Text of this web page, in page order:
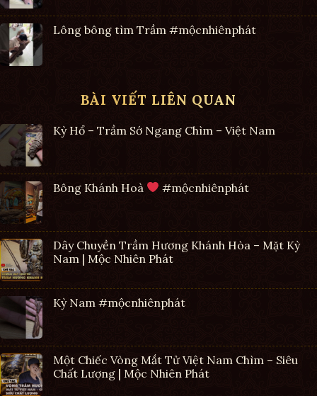
Lông bông tìm Trầm #mộcnhiênphát
BÀI VIẾT LIÊN QUAN
Kỳ Hổ – Trầm Sớ Ngang Chìm – Việt Nam
Bông Khánh Hoà #mộcnhiênphát
Dây Chuyền Trầm Hương Khánh Hòa – Mặt Kỳ
Nam | Mộc Nhiên Phát
Kỳ Nam #mộcnhiênphát
Một Chiếc Vòng Mắt Tử Việt Nam Chìm – Siêu
Chất Lượng | Mộc Nhiên Phát